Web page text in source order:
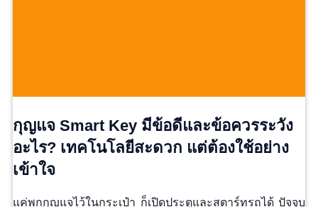
กุญแจ Smart Key มีข้อดีและข้อควรระวัง
อะไร? เทคโนโลยีสะดวก แต่ต้องใช้อย่าง
เข้าใจ
แค่พกกุญแจไว้ในกระเป๋า ก็เปิดประตูและสตาร์ทรถได้ ปัจจุบ